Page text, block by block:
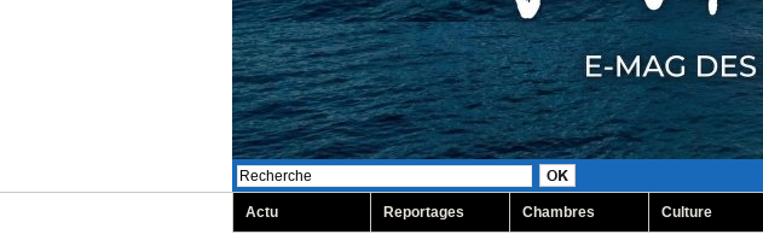
Actu Reportages Chambres Culture